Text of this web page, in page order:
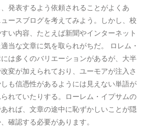
発表するよう依頼されることがよくあ
ースブログを考えてみよう。しかし、校
い内容、たとえば新聞やインターネット
当な文章に気を取られがちだ。 ロレム・
は多くのバリエーションがあるが、大半
変が加えられており、ユーモアが注入さ
も信憑性があるようには見えない単語が
れていたりする。ローレム・イプサムの
れば、文章の途中に恥ずかしいことが隠
確認する必要があります。